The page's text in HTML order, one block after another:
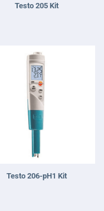
Testo 205 Kit
Testo 206-pH1 Kit